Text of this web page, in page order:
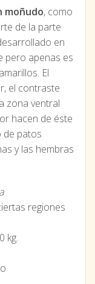
moñudo, como
de la parte
en
pero apenas es
El
el contraste
zona ventral
hacen de éste
de patos
y las hembras
regiones
kg.